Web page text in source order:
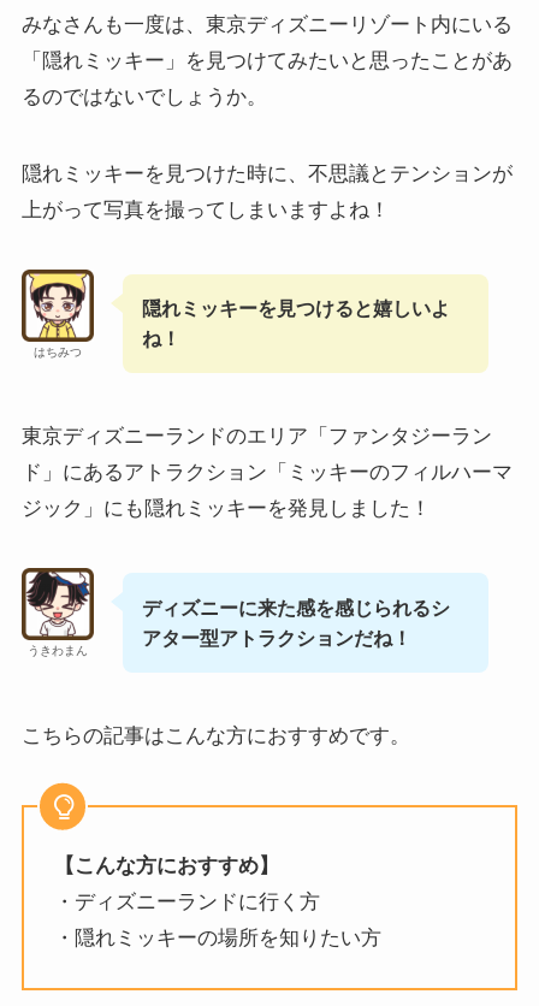
みなさんも一度は、東京ディズニーリゾート内にいる
「隠れミッキー」を見つけてみたいと思ったことがあ
るのではないでしょうか。
隠れミッキーを見つけた時に、不思議とテンションが
上がって写真を撮ってしまいますよね！
はちみつ
隠れミッキーを見つけると嬉しいよ
ね！
東京ディズニーランドのエリア「ファンタジーラン
ド」にあるアトラクション「ミッキーのフィルハーマ
ジック」にも隠れミッキーを発見しました！
うきわまん
ディズニーに来た感を感じられるシ
アター型アトラクションだね！
こちらの記事はこんな方におすすめです。
【こんな方におすすめ】
・ディズニーランドに行く方
・隠れミッキーの場所を知りたい方